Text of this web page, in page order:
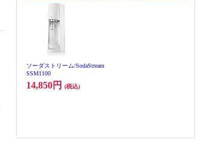
ソーダストリーム/SodaStream
SSM1100
14,850円 (税込)